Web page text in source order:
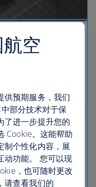
空
供预期服务，我们
部分技术对于保
了进一步提升您的
Cookie。这能帮助
制个性化内容，展
动功能。 您可以现
，也可随时更改
请查看我们的